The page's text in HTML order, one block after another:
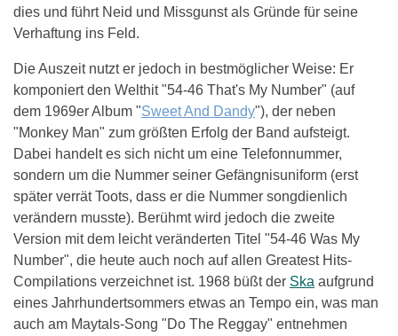
dies und führt Neid und Missgunst als Gründe für seine
Verhaftung ins Feld.
Die Auszeit nutzt er jedoch in bestmöglicher Weise: Er
komponiert den Welthit "54-46 That's My Number" (auf
dem 1969er Album "Sweet And Dandy"), der neben
"Monkey Man" zum größten Erfolg der Band aufsteigt.
Dabei handelt es sich nicht um eine Telefonnummer,
sondern um die Nummer seiner Gefängnisuniform (erst
später verrät Toots, dass er die Nummer songdienlich
verändern musste). Berühmt wird jedoch die zweite
Version mit dem leicht veränderten Titel "54-46 Was My
Number", die heute auch noch auf allen Greatest Hits-
Compilations verzeichnet ist. 1968 büßt der Ska aufgrund
eines Jahrhundertsommers etwas an Tempo ein, was man
auch am Maytals-Song "Do The Reggay" entnehmen